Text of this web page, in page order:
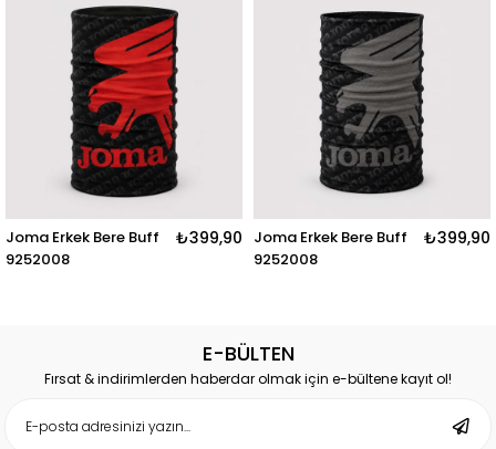
Joma Erkek Bere Buff
9252008
₺399,90
Joma Erkek Bere Buff
9252008
₺399,90
E-BÜLTEN
Fırsat & indirimlerden haberdar olmak için e-bültene kayıt ol!